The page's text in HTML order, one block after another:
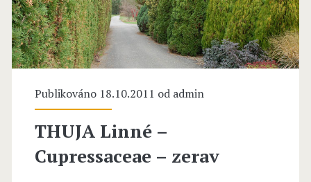
i
e
b
.
Z
u
Publikováno 18.10.2011 od admin
THUJA Linné –
Cupressaceae – zerav